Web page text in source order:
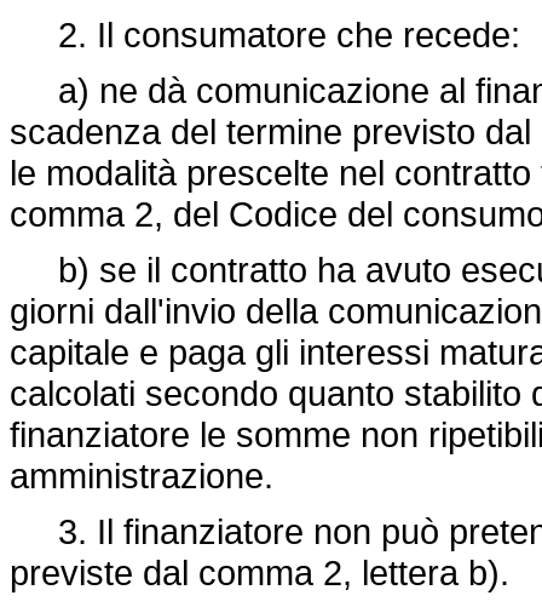
2. Il consumatore che recede:
a) ne dà comunicazione al
scadenza del termine previsto
le modalità prescelte nel
comma 2, del Codice del
b) se il contratto ha avuto
giorni dall'invio della
capitale e paga gli interessi
calcolati secondo quanto stabilito
finanziatore le somme non
amministrazione.
3. Il finanziatore non può
previste dal comma 2, lettera b).